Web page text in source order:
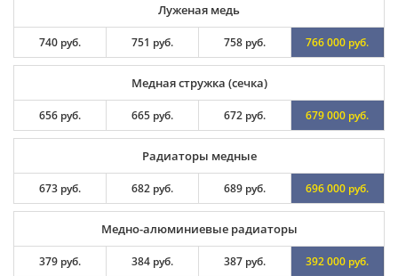
Луженая медь
740 руб. 751 руб. 758 руб. 766 000 руб.
Медная стружка (сечка)
656 руб. 665 руб. 672 руб. 679 000 руб.
Радиаторы медные
673 руб. 682 руб. 689 руб. 696 000 руб.
Медно-алюминиевые радиаторы
379 руб. 384 руб. 387 руб. 392 000 руб.